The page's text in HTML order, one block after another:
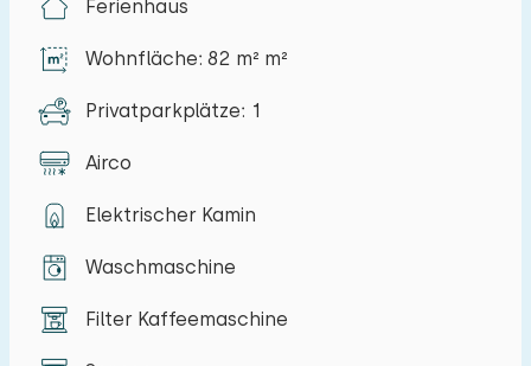
machen das Haus besonders familienfreundlich.
Ein Parkplatz steht Ihnen zur Verfügung, und Sie
können die Einrichtungen des Campingplatzes
nutzen.
Dies ist der ideale Ausgangspunkt, um den
gelangen. Das Naturschutzgebiet Vroongronden
bietet wunderschöne Wander- und Radwege
zu bieten, darunter historische
Ferienhaus
Wohnfläche: 82 m² m²
Privatparkplätze: 1
Airco
Elektrischer Kamin
Waschmaschine
Filter Kaffeemaschine